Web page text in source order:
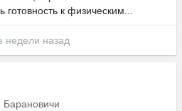
готовность к физическим...
недели назад
Барановичи